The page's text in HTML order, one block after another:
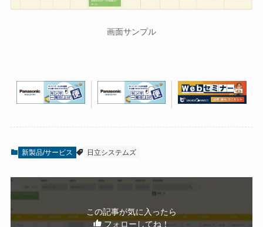
画面サンプル
新製品/サービス 日立システムズ
この記事が気に入ったら
フォローしてね！